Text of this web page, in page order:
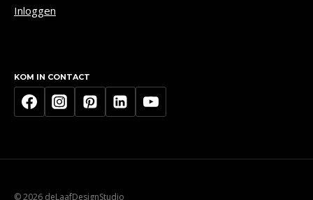
Inloggen
KOM IN CONTACT
© 2026 deLaafDesignStudio